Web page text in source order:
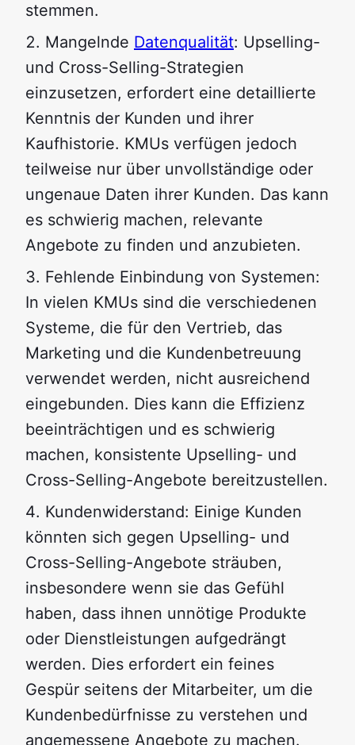
stemmen.
Mangelnde Datenqualität: Upselling-
und Cross-Selling-Strategien
einzusetzen, erfordert eine detaillierte
Kenntnis der Kunden und ihrer
Kaufhistorie. KMUs verfügen jedoch
teilweise nur über unvollständige oder
ungenaue Daten ihrer Kunden. Das kann
es schwierig machen, relevante
Angebote zu finden und anzubieten.
Fehlende Einbindung von Systemen:
In vielen KMUs sind die verschiedenen
Systeme, die für den Vertrieb, das
Marketing und die Kundenbetreuung
verwendet werden, nicht ausreichend
eingebunden. Dies kann die Effizienz
beeinträchtigen und es schwierig
machen, konsistente Upselling- und
Cross-Selling-Angebote bereitzustellen.
Kundenwiderstand: Einige Kunden
könnten sich gegen Upselling- und
Cross-Selling-Angebote sträuben,
insbesondere wenn sie das Gefühl
haben, dass ihnen unnötige Produkte
oder Dienstleistungen aufgedrängt
werden. Dies erfordert ein feines
Gespür seitens der Mitarbeiter, um die
Kundenbedürfnisse zu verstehen und
angemessene Angebote zu machen.